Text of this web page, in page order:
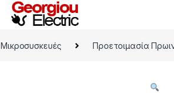
Μικροσυσκευές Προετοιμασία